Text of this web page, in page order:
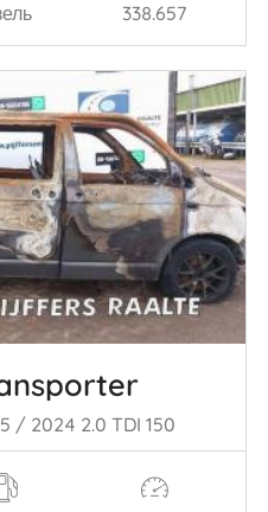
338.657
/ 2024 2.0 TDI 150